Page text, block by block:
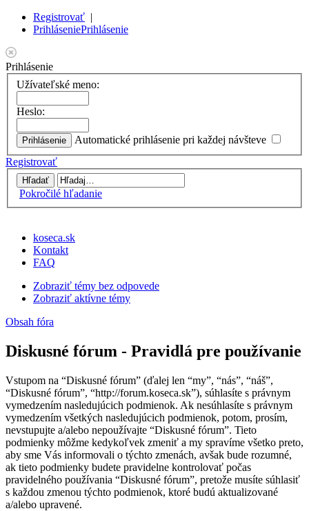
Registrovať |
PrihláseniePrihlásenie
Prihlásenie
Užívateľské meno:
Heslo:
Automatické prihlásenie pri každej návšteve
Registrovať
Pokročilé hľadanie
koseca.sk
Kontakt
FAQ
Zobraziť témy bez odpovede
Zobraziť aktívne témy
Obsah fóra
Diskusné fórum - Pravidlá pre používanie
Vstupom na “Diskusné fórum” (ďalej len “my”, “nás”, “náš”,
“Diskusné fórum”, “http://forum.koseca.sk”), súhlasíte s právnym
vymedzením nasledujúcich podmienok. Ak nesúhlasíte s právnym
vymedzením všetkých nasledujúcich podmienok, potom, prosím,
nevstupujte a/alebo nepoužívajte “Diskusné fórum”. Tieto
podmienky môžme kedykoľvek zmeniť a my spravíme všetko preto,
aby sme Vás informovali o týchto zmenách, avšak bude rozumné,
ak tieto podmienky budete pravidelne kontrolovať počas
pravidelného používania “Diskusné fórum”, pretože musíte súhlasiť
s každou zmenou týchto podmienok, ktoré budú aktualizované
a/alebo upravené.